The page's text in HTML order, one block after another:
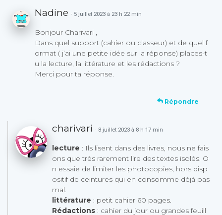
Nadine · 5 juillet 2023 à 23 h 22 min
Bonjour Charivari ,
Dans quel support (cahier ou classeur) et de quel f
ormat ( j’ai une petite idée sur la réponse) places-t
u la lecture, la littérature et les rédactions ?
Merci pour ta réponse.
Répondre
charivari · 8 juillet 2023 à 8 h 17 min
lecture : Ils lisent dans des livres, nous ne fais
ons que très rarement lire des textes isolés. O
n essaie de limiter les photocopies, hors disp
ositif de ceintures qui en consomme déjà pas
mal.
littérature : petit cahier 60 pages.
Rédactions : cahier du jour ou grandes feuill